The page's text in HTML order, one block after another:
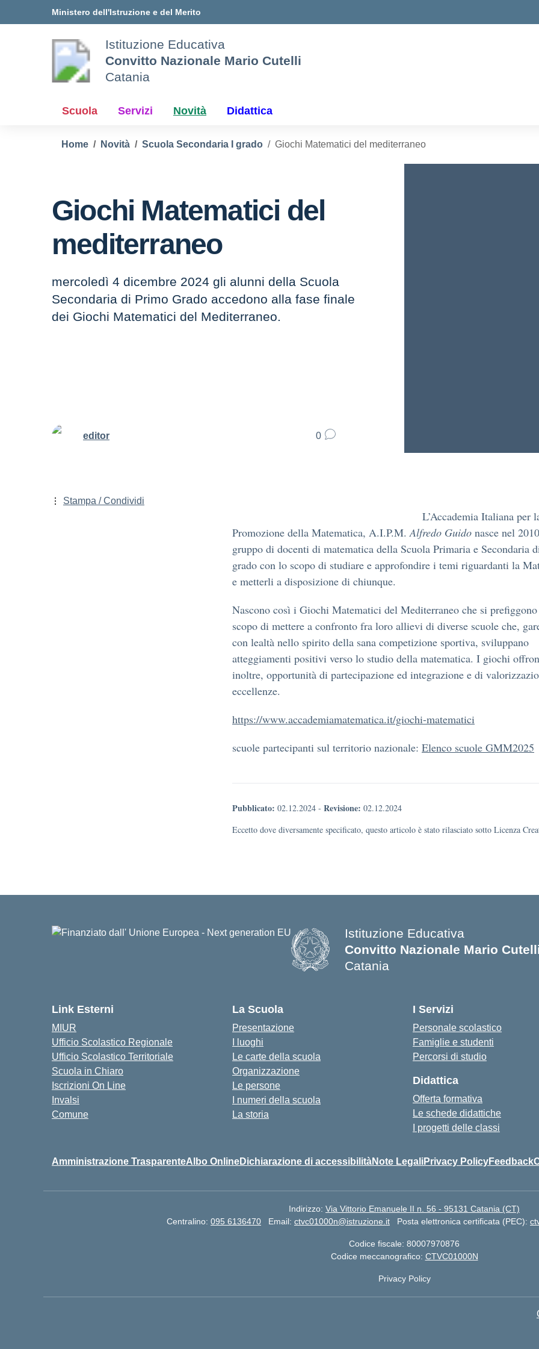
Ministero dell'Istruzione e del Merito
Istituzione Educativa
Convitto Nazionale Mario Cutelli
Catania
Scuola Servizi Novità Didattica
Home Novità Scuola Secondaria I grado Giochi Matematici del mediterraneo
Giochi Matematici del
mediterraneo
mercoledì 4 dicembre 2024 gli alunni della Scuola
Secondaria di Primo Grado accedono alla fase finale
dei Giochi Matematici del Mediterraneo.
editor 0
L’Accademia Italiana per
Promozione della Matematica, A.I.P.M.Alfredo Guido nasce nel
gruppo di docenti di matematica della Scuola Primaria e Secondaria
grado con lo scopo di studiare e approfondire i temi riguardanti la
e metterli a disposizione di chiunque.
Nascono così i Giochi Matematici del Mediterraneo che si
scopo di mettere a confronto fra loro allievi di diverse scuole che,
con lealtà nello spirito della sana competizione sportiva, sviluppano
atteggiamenti positivi verso lo studio della matematica. I giochi
inoltre, opportunità di partecipazione ed integrazione e di
eccellenze.
https://www.accademiamatematica.it/giochi-matematici
scuole partecipanti sul territorio nazionale: Elenco scuole GMM2025
Pubblicato: 02.12.2024 - Revisione: 02.12.2024
Eccetto dove diversamente specificato, questo articolo è stato rilasciato sotto Licenza
Stampa / Condividi
Istituzione Educativa
Convitto Nazionale Mario
Catania
Link Esterni
MIUR
Ufficio Scolastico Regionale
Ufficio Scolastico Territoriale
Scuola in Chiaro
Iscrizioni On Line
Invalsi
Comune
La Scuola
Presentazione
I luoghi
Le carte della scuola
Organizzazione
Le persone
I numeri della scuola
La storia
I Servizi
Personale scolastico
Famiglie e studenti
Percorsi di studio
Didattica
Offerta formativa
Le schede didattiche
I progetti delle classi
Amministrazione TrasparenteAlbo OnlineDichiarazione di accessibilitàNote LegaliPrivacy PolicyFeedback
Indirizzo: Via Vittorio Emanuele II n. 56 - 95131 Catania (CT)
Centralino: 095 6136470 Email: ctvc01000n@istruzione.it Posta elettronica certificata (PEC):
Codice fiscale: 80007970876
Codice meccanografico: CTVC01000N
Privacy Policy